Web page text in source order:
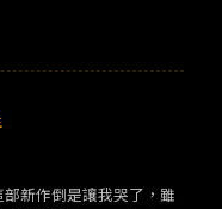
似童話故事中的吹笛
胎，才會發出聲響向她
抵禦死亡籠罩的恐懼，
棄向她解釋錯認死去嬰
新作倒是讓我哭了，雖